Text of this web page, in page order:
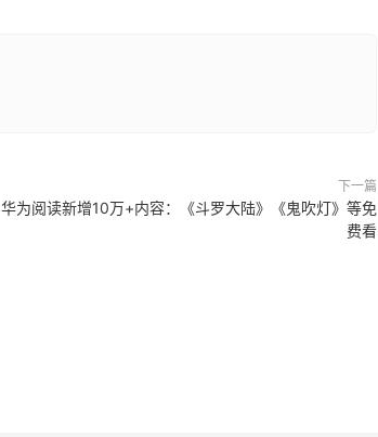
下一篇
华为阅读新增10万+内容：《斗罗大陆》《鬼吹灯》等免
费看